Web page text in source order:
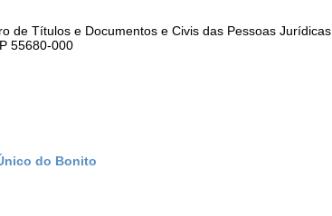
de Títulos e Documentos e Civis das Pessoas Jurídicas
55680-000
do Bonito